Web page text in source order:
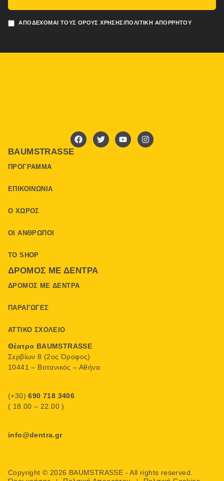
ΑΠΟΔΈΧΟΜΑΙ ΤΟΥΣ ΌΡΟΥΣ ΧΡΉΣΗΣ/ΠΟΛΙΤΙΚΉ ΑΠΟΡΡΉΤΟΥ
BAUMSTRASSE
ΠΡΌΓΡΑΜΜΑ
ΕΠΙΚΟΙΝΩΝΊΑ
Ο ΧΏΡΟΣ
ΟΙ ΆΝΘΡΩΠΟΙ
ΤΟ SHOP
ΔΡΌΜΟΣ ΜΕ ΔΈΝΤΡΑ
ΔΡΌΜΟΣ ΜΕ ΔΈΝΤΡΑ
ΠΑΡΑΓΩΓΈΣ
ΑΤΤΙΚΌ ΣΧΟΛΕΊΟ
Θέατρο BAUMSTRASSE
Σερβίων 8 (2ος Όροφος)
10441 – Βοτανικός – Αθήνα
(+30)690 718 3406
( 18.00 – 22.00 )
info@dentra.gr
Copyright © 2026 BAUMSTRASSE - All rights reserved.